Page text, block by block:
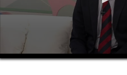
0
seconds